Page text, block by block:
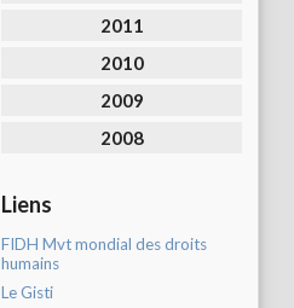
2011
2010
2009
2008
Liens
FIDH Mvt mondial des droits
humains
Le Gisti